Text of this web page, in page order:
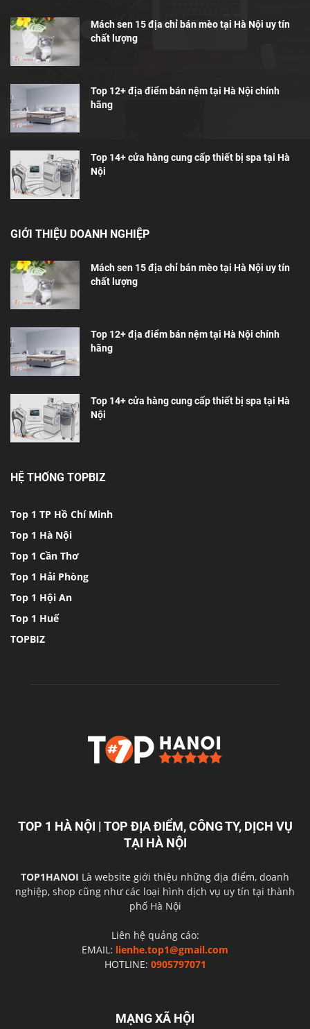
Mách sen 15 địa chỉ bán mèo tại Hà Nội uy tín
chất lượng
Top 12+ địa điểm bán nệm tại Hà Nội chính
hãng
Top 14+ cửa hàng cung cấp thiết bị spa tại Hà
Nội
GIỚI THIỆU DOANH NGHIỆP
Mách sen 15 địa chỉ bán mèo tại Hà Nội uy tín
chất lượng
Top 12+ địa điểm bán nệm tại Hà Nội chính
hãng
Top 14+ cửa hàng cung cấp thiết bị spa tại Hà
Nội
HỆ THỐNG TOPBIZ
Top 1 TP Hồ Chí Minh
Top 1 Hà Nội
Top 1 Cần Thơ
Top 1 Hải Phòng
Top 1 Hội An
Top 1 Huế
TOPBIZ
TOP 1 HÀ NỘI | TOP ĐỊA ĐIỂM, CÔNG TY, DỊCH VỤ
TẠI HÀ NỘI
TOP1HANOI Là website giới thiệu những địa điểm, doanh
nghiệp, shop cũng như các loại hình dịch vụ uy tín tại thành
phố Hà Nội
Liên hệ quảng cáo:
EMAIL: lienhe.top1@gmail.com
HOTLINE: 0905797071
MẠNG XÃ HỘI